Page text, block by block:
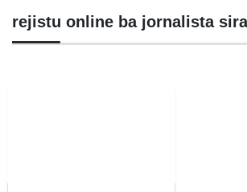
rejistu online ba jornalista sira